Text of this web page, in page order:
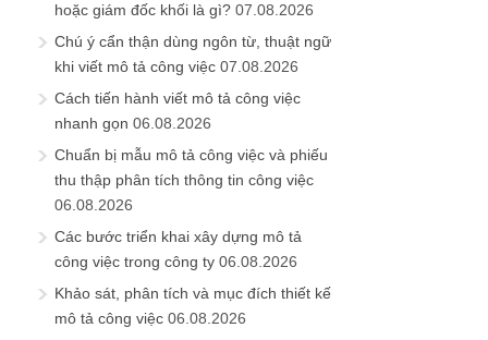
hoặc giám đốc khối là gì? 07.08.2026
Chú ý cẩn thận dùng ngôn từ, thuật ngữ
khi viết mô tả công việc 07.08.2026
Cách tiến hành viết mô tả công việc
nhanh gọn 06.08.2026
Chuẩn bị mẫu mô tả công việc và phiếu
thu thập phân tích thông tin công việc
06.08.2026
Các bước triển khai xây dựng mô tả
công việc trong công ty 06.08.2026
Khảo sát, phân tích và mục đích thiết kế
mô tả công việc 06.08.2026